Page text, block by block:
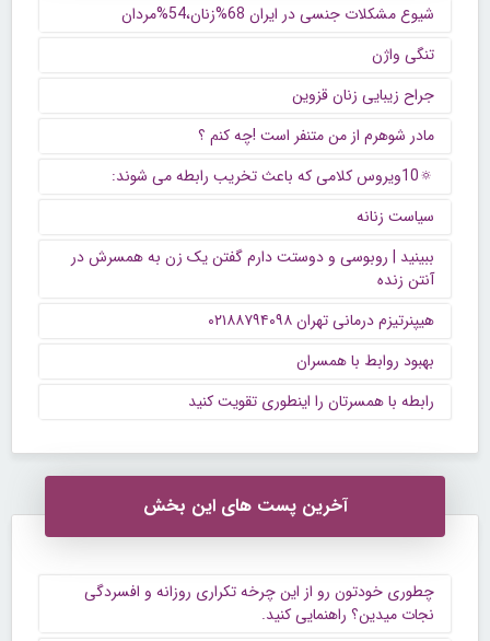
شیوع مشکلات جنسی در ایران 68%زنان،54%مردان
تنگی واژن
جراح زیبایی زنان قزوین
مادر شوهرم از من متنفر است !چه کنم ؟
🔅10ویروس کلامی که باعث تخریب رابطه می شوند:
سیاست زنانه
ببینید | روبوسی و دوستت دارم گفتن یک زن به همسرش در
آنتن زنده
هیپنرتیزم درمانی تهران ۰۲۱۸۸۷۹۴۰۹۸
بهبود روابط با همسران
رابطه با همسرتان را اینطوری تقویت کنید
آخرین پست های این بخش
چطوری خودتون رو از این چرخه تکراری روزانه و افسردگی
نجات میدین؟ راهنمایی کنید.